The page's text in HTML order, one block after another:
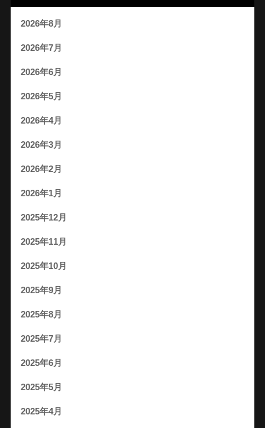
2026年8月
2026年7月
2026年6月
2026年5月
2026年4月
2026年3月
2026年2月
2026年1月
2025年12月
2025年11月
2025年10月
2025年9月
2025年8月
2025年7月
2025年6月
2025年5月
2025年4月